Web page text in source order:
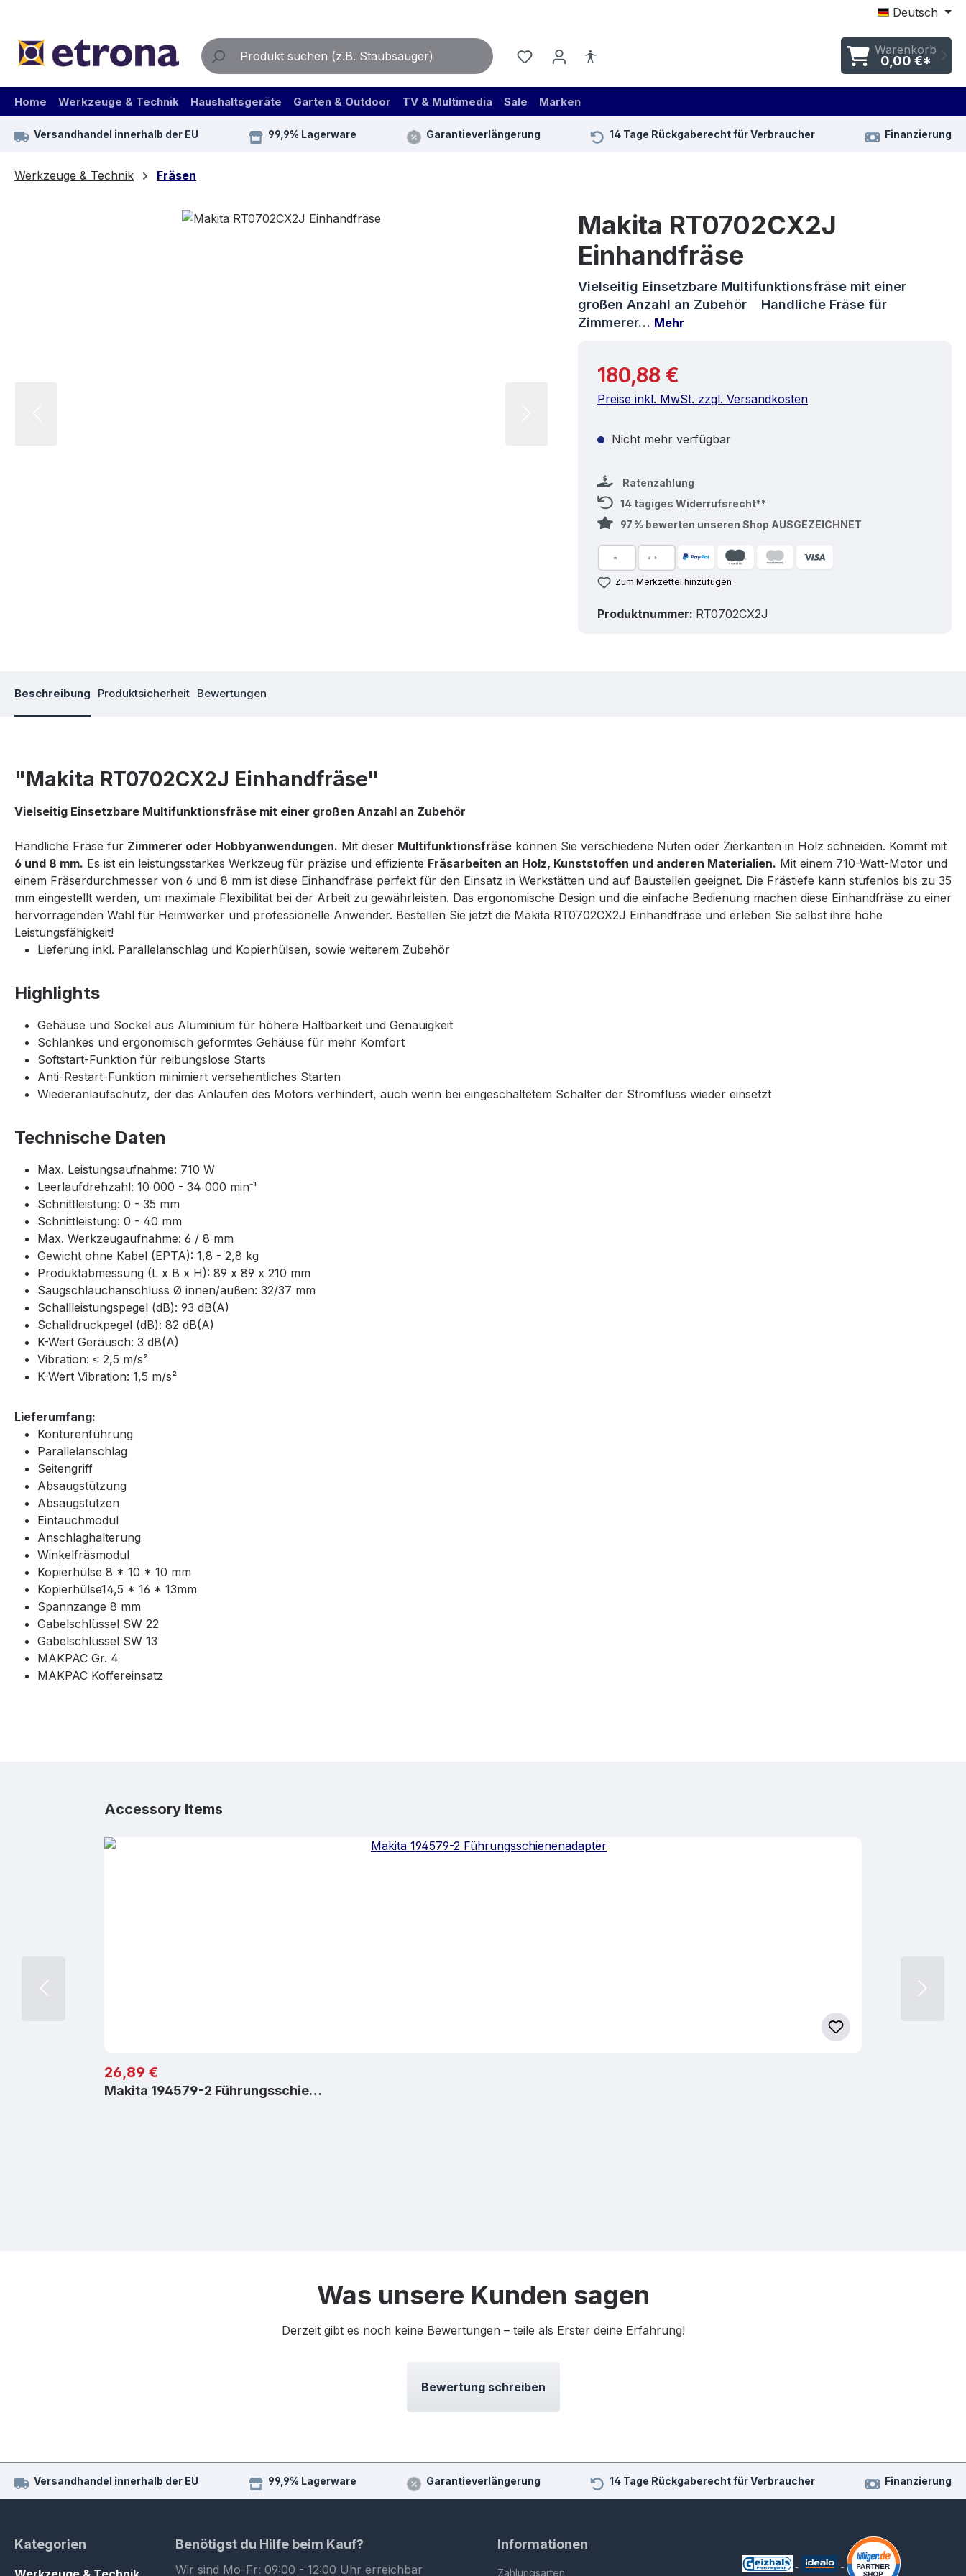
Deutsch
Warenkorb
0,00 €*
Home Werkzeuge & Technik Haushaltsgeräte Garten & Outdoor TV & Multimedia Sale Marken
Versandhandel innerhalb der EU 99,9% Lagerware Garantieverlängerung 14 Tage Rückgaberecht für Verbraucher Finanzierung
Werkzeuge & Technik Fräsen
Makita RT0702CX2J
Einhandfräse
Vielseitig Einsetzbare Multifunktionsfräse mit einer
großen Anzahl an Zubehör Handliche Fräse für
Zimmerer… Mehr
Regulärer Preis:
180,88 €
Preise inkl. MwSt. zzgl. Versandkosten
Nicht mehr verfügbar
Ratenzahlung
14 tägiges Widerrufsrecht**
97 % bewerten unseren Shop AUSGEZEICHNET
Zum Merkzettel hinzufügen
Produktnummer: RT0702CX2J
Beschreibung Produktsicherheit Bewertungen
"Makita RT0702CX2J Einhandfräse"
Vielseitig Einsetzbare Multifunktionsfräse mit einer großen Anzahl an Zubehör
Handliche Fräse für Zimmerer oder Hobbyanwendungen. Mit dieser Multifunktionsfräse können Sie verschiedene Nuten oder Zierkanten in Holz schneiden. Kommt mit
6 und 8 mm. Es ist ein leistungsstarkes Werkzeug für präzise und effiziente Fräsarbeiten an Holz, Kunststoffen und anderen Materialien. Mit einem 710-Watt-Motor und
einem Fräserdurchmesser von 6 und 8 mm ist diese Einhandfräse perfekt für den Einsatz in Werkstätten und auf Baustellen geeignet. Die Frästiefe kann stufenlos bis zu 35
mm eingestellt werden, um maximale Flexibilität bei der Arbeit zu gewährleisten. Das ergonomische Design und die einfache Bedienung machen diese Einhandfräse zu einer
hervorragenden Wahl für Heimwerker und professionelle Anwender. Bestellen Sie jetzt die Makita RT0702CX2J Einhandfräse und erleben Sie selbst ihre hohe
Leistungsfähigkeit!
Lieferung inkl. Parallelanschlag und Kopierhülsen, sowie weiterem Zubehör
Highlights
Gehäuse und Sockel aus Aluminium für höhere Haltbarkeit und Genauigkeit
Schlankes und ergonomisch geformtes Gehäuse für mehr Komfort
Softstart-Funktion für reibungslose Starts
Anti-Restart-Funktion minimiert versehentliches Starten
Wiederanlaufschutz, der das Anlaufen des Motors verhindert, auch wenn bei eingeschaltetem Schalter der Stromfluss wieder einsetzt
Technische Daten
Max. Leistungsaufnahme: 710 W
Leerlaufdrehzahl: 10 000 - 34 000 min⁻¹
Schnittleistung: 0 - 35 mm
Schnittleistung: 0 - 40 mm
Max. Werkzeugaufnahme: 6 / 8 mm
Gewicht ohne Kabel (EPTA): 1,8 - 2,8 kg
Produktabmessung (L x B x H): 89 x 89 x 210 mm
Saugschlauchanschluss Ø innen/außen: 32/37 mm
Schallleistungspegel (dB): 93 dB(A)
Schalldruckpegel (dB): 82 dB(A)
K-Wert Geräusch: 3 dB(A)
Vibration: ≤ 2,5 m/s²
K-Wert Vibration: 1,5 m/s²
Lieferumfang:
Konturenführung
Parallelanschlag
Seitengriff
Absaugstützung
Absaugstutzen
Eintauchmodul
Anschlaghalterung
Winkelfräsmodul
Kopierhülse 8 * 10 * 10 mm
Kopierhülse14,5 * 16 * 13mm
Spannzange 8 mm
Gabelschlüssel SW 22
Gabelschlüssel SW 13
MAKPAC Gr. 4
MAKPAC Koffereinsatz
Produktgalerie überspringen
Accessory Items
Regulärer Preis:
26,89 €
Makita 194579-2 Führungsschie…
Was unsere Kunden sagen
Derzeit gibt es noch keine Bewertungen – teile als Erster deine Erfahrung!
Bewertung schreiben
Versandhandel innerhalb der EU 99,9% Lagerware Garantieverlängerung 14 Tage Rückgaberecht für Verbraucher Finanzierung
Kategorien Benötigst du Hilfe beim Kauf?
Wir sind Mo-Fr: 09:00 - 12:00 Uhr erreichbar
Informationen
Zahlungsarten